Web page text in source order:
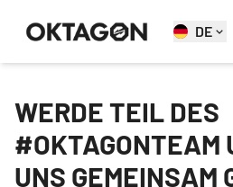
DE
WERDE TEIL DES
#OKTAGONTEAM
UNS GEMEINSAM